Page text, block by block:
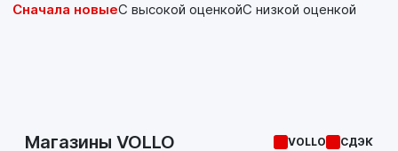
Сначала новыеС высокой оценкойС низкой оценкой
Магазины VOLLO VOLLO СДЭК